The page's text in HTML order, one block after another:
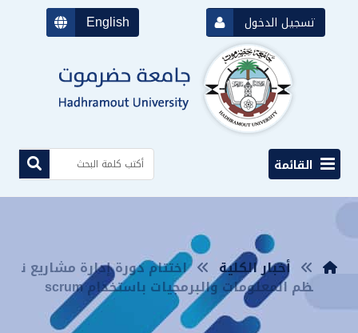
English تسجيل الدخول
القائمة
أخبار الكلية اختتام دورة إدارة مشاريع ن
ظم المعلومات والبرمجيات باستخدام scrum